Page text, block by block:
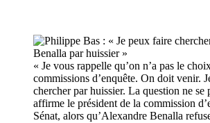
« Je vous rappelle qu’on n’a pas le
commissions d’enquête. On doit venir.
chercher par huissier. La question ne se
affirme le président de la commission
Sénat, alors qu’Alexandre Benalla